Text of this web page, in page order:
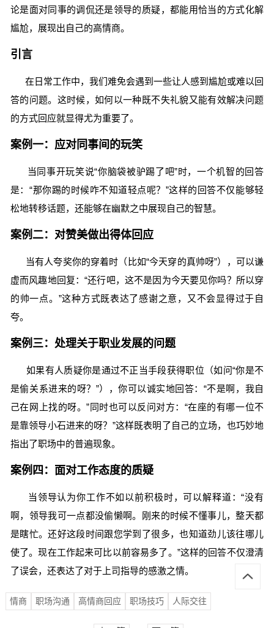
论是面对同事的调侃还是领导的质疑，都能用恰当的方式化解
尴尬，展现出自己的高情商。
引言
在日常工作中，我们难免会遇到一些让人感到尴尬或难以回
答的问题。这时候，如何以一种既不失礼貌又能有效解决问题
的方式回应就显得尤为重要了。
案例一：应对同事间的玩笑
当同事开玩笑说“你脑袋被驴踢了吧”时，一个机智的回答
是：“那你踢的时候咋不知道轻点呢？”这样的回答不仅能够轻
松地转移话题，还能够在幽默之中展现自己的智慧。
案例二：对赞美做出得体回应
当有人夸奖你的穿着时（比如“今天穿的真帅呀”），可以谦
虚而风趣地回复：“还行吧，这不是因为今天要见你吗？所以穿
的帅一点。”这种方式既表达了感谢之意，又不会显得过于自
夸。
案例三：处理关于职业发展的问题
如果有人质疑你是通过不正当手段获得职位（如问“你是不
是偷关系进来的呀？”），你可以诚实地回答：“不是啊，我自
己在网上找的呀。”同时也可以反问对方：“在座的有哪一位不
是靠领导小石进来的呀？”这样既表明了自己的立场，也巧妙地
指出了职场中的普遍现象。
案例四：面对工作态度的质疑
当领导认为你工作不如以前积极时，可以解释道：“没有
啊，领导我可一点都没偷懒啊。刚来的时候不懂事儿，整天都
是瞎忙。还好这段时间跟您学到了很多，也知道劲儿该往哪儿
使了。现在工作起来可比以前容易多了。”这样的回答不仅澄清
了误会，还表达了对于上司指导的感激之情。
情商 职场沟通 高情商回应 职场技巧 人际交往